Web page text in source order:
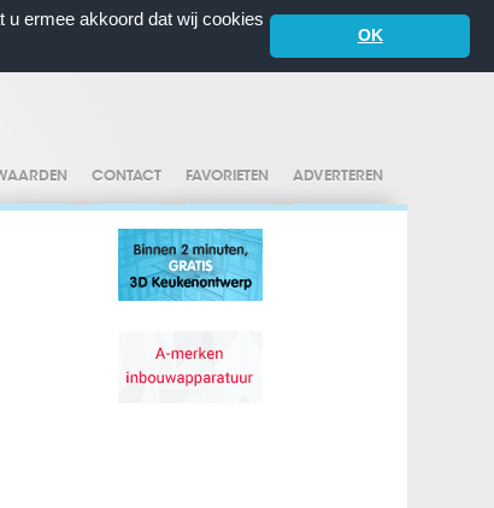
u ermee akkoord dat wij cookies
OK
CONTACT FAVORIETEN ADVERTEREN